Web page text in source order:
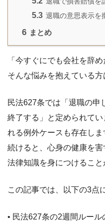
5.3 退職の意思表示を
6 まとめ
「今すぐにでも会社を辞
そんな悩みを抱えている方
民法627条では「退職の申
終了する」と定められて
れる例外ケースも存在し
続けると、心身の健康を
法律知識を身につけること
この記事では、以下の3点
• 民法627条の2週間ルー